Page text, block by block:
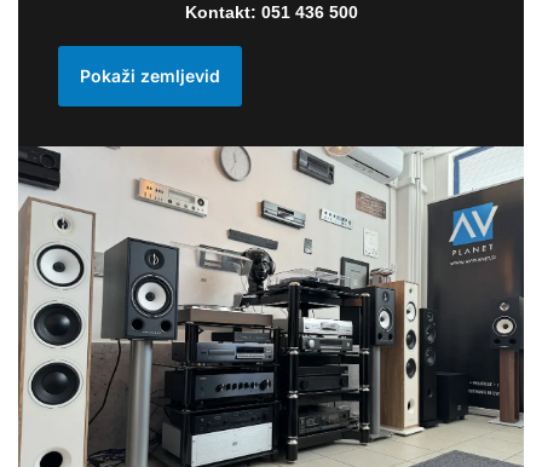
Kontakt: 051 436 500
Pokaži zemljevid